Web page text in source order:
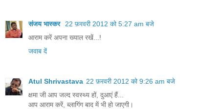
संजय भास्‍कर
22 फ़रवरी 2012 को 5:27 am बजे
आराम करें अपना ख्याल रखें...!
जवाब दें
Atul Shrivastava 22 फ़रवरी 2012 को 9:26 am बजे
क्षमा जी आप जल्‍द स्‍वस्‍थ्‍य हों, दुआएं हैं...
आप आराम करें, ब्‍लागिंग बाद में भी हो जाएगी।